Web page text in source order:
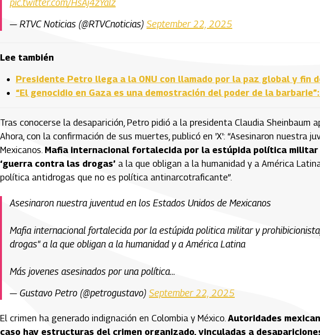
pic.twitter.com/HsAj4zYalz
— RTVC Noticias (@RTVCnoticias) September 22, 2025
Lee también
Presidente Petro llega a la ONU con llamado por la paz global y fin
“El genocidio en Gaza es una demostración del poder de la
Tras conocerse la desaparición, Petro pidió a la presidenta Claudia Sheinbaum
Ahora, con la confirmación de sus muertes, publicó en 'X': “Asesinaron nuestra
Mexicanos. Mafia internacional fortalecida por la estúpida política
‘guerra contra las drogas’ a la que obligan a la humanidad y a América
política antidrogas que no es política antinarcotraficante”.
Asesinaron nuestra juventud en los Estados Unidos de Mexicanos
Mafia internacional fortalecida por la estúpida politica militar y
drogas" a la que obligan a la humanidad y a América Latina
Más jovenes asesinados por una política…
— Gustavo Petro (@petrogustavo) September 22, 2025
El crimen ha generado indignación en Colombia y México. Autoridades
caso hay estructuras del crimen organizado, vinculadas a